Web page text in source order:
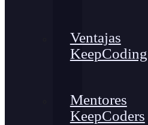
Ventajas
KeepCoding
Mentores
KeepCoders